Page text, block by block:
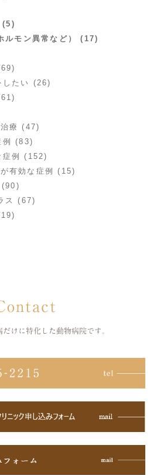
(5)
ルモン異常など） (17)
したい (26)
療 (47)
例 (83)
症例 (152)
有効な症例 (15)
(90)
ス (67)
だけに特化した 動物病院です。